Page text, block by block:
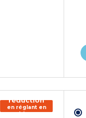
150€ de
réduction
en réglant en
chèque